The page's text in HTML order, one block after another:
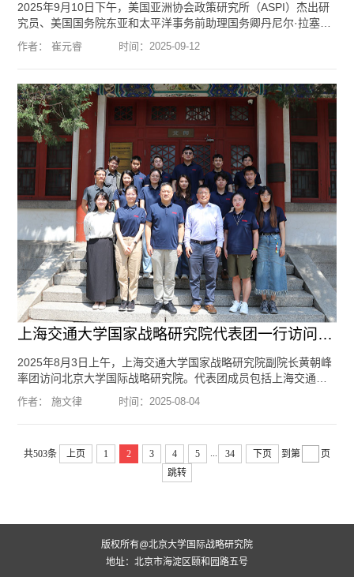
2025年9月10日下午，美国亚洲协会政策研究所（ASPI）杰出研
究员、美国国务院东亚和太平洋事务前助理国务卿丹尼尔·拉塞尔
（Daniel R. Russel）先生到访北京大学国际战略研究院。我院创
始院长王缉思教授，院长于铁军教授，执行副院长关贵海副教
王勇教授，特约研究员、北京大学国际关系学院副教授节大磊，
中国现代国际关系研究院美国研究所所长、研究员陈文鑫，中国
社会... [阅读全文]
作者： 崔元睿 时间：2025-09-12
上海交通大学国家战略研究院代表团一行访问北京大学国际战略研究院
2025年8月3日上午，上海交通大学国家战略研究院副院长黄朝峰
率团访问北京大学国际战略研究院。代表团成员包括上海交通大
学发展规划处干部张蕾、上海交通大学国家战略研究院助理研究
员葛力铭、董梦如等共十六人。北京大学国际战略研究院院长于
了会见。编辑：李方琦 摄影：郑淮
[阅读全文]
作者： 施文律 时间：2025-08-04
共503条 上页 1 2 3 4 5 ... 34 下页 到第
页
跳转
版权所有@北京大学国际战略研究院
地址：北京市海淀区颐和园路五号